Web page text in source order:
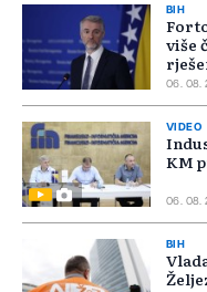
BIH
više
06. 08.
VIDEO
KM
06. 08.
BIH